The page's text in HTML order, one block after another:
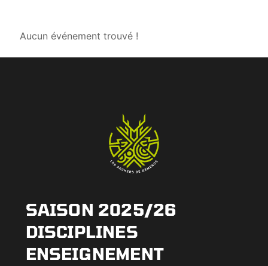
Aucun événement trouvé !
SAISON 2025/26
DISCIPLINES
ENSEIGNEMENT